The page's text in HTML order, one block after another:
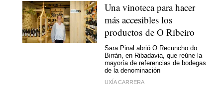
Una vinoteca para hacer
más accesibles los
productos de O Ribeiro
Sara Pinal abrió O Recuncho do
Birrán, en Ribadavia, que reúne la
mayoría de referencias de bodegas
de la denominación
UXÍA CARRERA